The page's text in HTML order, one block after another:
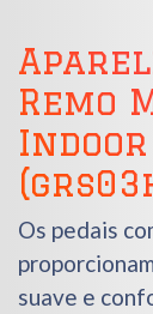
Remo
Os pedais
suave e